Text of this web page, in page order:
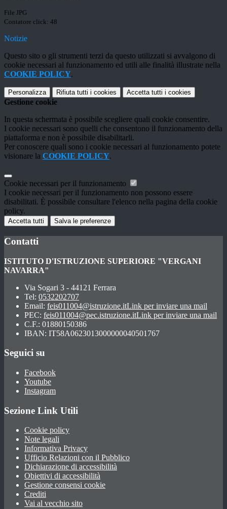
File JPG
Contatore click: 48
Notizie
Questo sito o gli strumenti terzi da questo utilizzati si avvalgono di
cookie necessari al funzionamento ed utili alle finalità illustrate nella
COOKIE POLICY.
Personalizza Rifiuta tutti i cookies Accetta tutti i cookies
Gestione cookie
In questa schermata è possibile scegliere quali cookie consentire.
I cookie necessari sono quelli che consentono il funzionamento della
piattaforma e non è possibile disabilitarli.
Per conoscere quali sono i cookie necessari al funzionamento potete
visionare la COOKIE POLICY.
Cookie necessari per il funzionamento
I cookie necessari per il funzionamento non possono essere
disabilitati. È possibile consultare l'elenco nella pagina della cookie
policy.
Accetta tutti Salva le preferenze
Contatti
ISTITUTO D'ISTRUZIONE SUPERIORE "VERGANI
NAVARRA"
Via Sogari 3 - 44121 Ferrara
Tel: 0532202707
Email: feis011004@istruzione.itLink per inviare una mail
PEC: feis011004@pec.istruzione.itLink per inviare una mail
C.F.: 01880150386
IBAN: IT58A0623013000000040501767
Seguici su
Facebook
Youtube
Instagram
Sezione Link Utili
Cookie policy
Note legali
Informativa Privacy
Ufficio Relazioni con il Pubblico
Dichiarazione di accessibilità
Obiettivi di accessibilità
Gestione consensi cookie
Crediti
Vai al vecchio sito